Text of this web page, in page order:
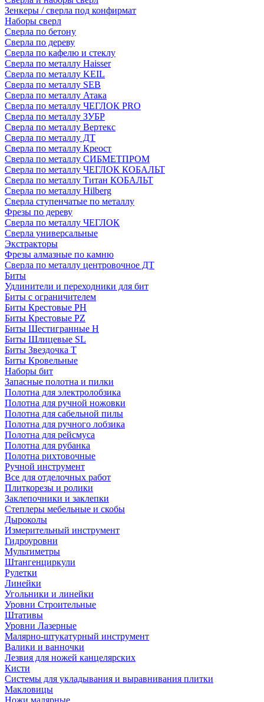
Зенкеры / сверла под конфирмат
Наборы сверл
Сверла по бетону
Сверла по дереву
Сверла по кафелю и стеклу
Сверла по металлу Haisser
Сверла по металлу KEIL
Сверла по металлу SEB
Сверла по металлу Атака
Сверла по металлу ЧЕГЛОК PRO
Сверла по металлу ЗУБР
Сверла по металлу Вертекс
Сверла по металлу ДТ
Сверла по металлу Креост
Сверла по металлу СИБМЕТПРОМ
Сверла по металлу ЧЕГЛОК КОБАЛЬТ
Сверла по металлу Титан КОБАЛЬТ
Сверла по металлу Hilberg
Сверла ступенчатые по металлу
Фрезы по дереву
Сверла по металлу ЧЕГЛОК
Сверла универсальные
Экстракторы
Фрезы алмазные по камню
Сверла по металлу центровочное ДТ
Биты
Удлинители и переходники для бит
Биты с ограничителем
Биты Крестовые PH
Биты Крестовые PZ
Биты Шестигранные H
Биты Шлицевые SL
Биты Звездочка T
Биты Кровельные
Наборы бит
Запасные полотна и пилки
Полотна для электролобзика
Полотна для ручной ножовки
Полотна для сабельной пилы
Полотна для ручного лобзика
Полотна для рейсмуса
Полотна для рубанка
Полотна рихтовочные
Ручной инструмент
Все для отделочных работ
Плиткорезы и ролики
Заклепочники и заклепки
Степлеры мебельные и скобы
Дыроколы
Измерительный инструмент
Гидроуровни
Мультиметры
Штангенциркули
Рулетки
Линейки
Угольники и линейки
Уровни Строительные
Штативы
Уровни Лазерные
Малярно-штукатурный инструмент
Валики и ванночки
Лезвия для ножей канцелярских
Кисти
Системы для укладывания и выравнивания плитки
Макловицы
Ножи малярные